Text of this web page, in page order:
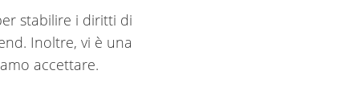
stabilire i diritti di
Inoltre, vi è una
accettare.